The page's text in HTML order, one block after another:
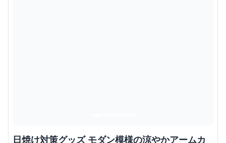
日焼け対策グッズ モダン模様の涼やかアームカ